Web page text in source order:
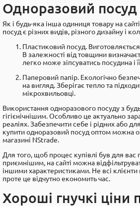
Одноразовий посуд
Як і будь-яка інша одиниця товару на
посуд є різних видів, різного дизайну і
Пластиковий посуд.
В залежності від товщини
легко може зіпсуватись посудина і
Паперовий папір. Екологічно
на вигляд. Зберігає тепло та
мікрохвильовці.
Використання одноразового посуду з
гігієнічнішим. Особливо це актуально
реаліях. Забезпечити себе і рідних або
купити одноразовий посуд оптом можна
магазині NStrade.
Для того, щоб процес купівлі був для вас
приємнішим, на сайті можна
іншими характеристиками. Не всі
проте це відчутно економить час.
Хороші гнучкі ціни